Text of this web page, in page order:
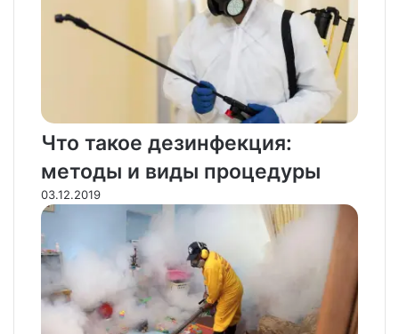
Что такое дезинфекция:
методы и виды процедуры
03.12.2019